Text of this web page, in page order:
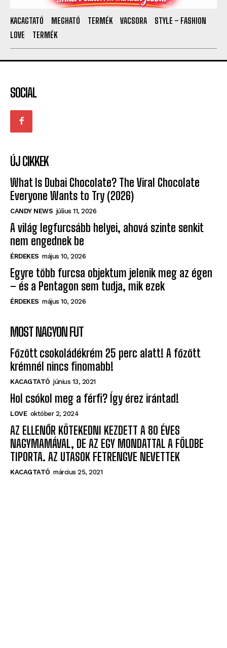
KACAGTATÓ MEGHATÓ TERMÉK VACSORA
STYLE – FASHION
LOVE
TERMÉK
SOCIAL
ÚJ CIKKEK
What Is Dubai Chocolate? The Viral Chocolate
Everyone Wants to Try (2026)
CANDY NEWS július 11, 2026
A világ legfurcsább helyei, ahová szinte senkit
nem engednek be
ÉRDEKES május 10, 2026
Egyre több furcsa objektum jelenik meg az égen
– és a Pentagon sem tudja, mik ezek
ÉRDEKES május 10, 2026
MOST NAGYON FUT
Főzött csokoládékrém 25 perc alatt! A főzött
krémnél nincs finomabb!
KACAGTATÓ június 13, 2021
Hol csókol meg a férfi? Így érez irántad!
LOVE október 2, 2024
AZ ELLENŐR KÖTEKEDNI KEZDETT A 80 ÉVES
NAGYMAMÁVAL, DE AZ EGY MONDATTAL A FÖLDBE
TIPORTA. AZ UTASOK FETRENGVE NEVETTEK
KACAGTATÓ március 25, 2021